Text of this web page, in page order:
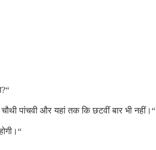
चौथी पांचवी और यहां तक कि छटवीं बार भी नहीं।“